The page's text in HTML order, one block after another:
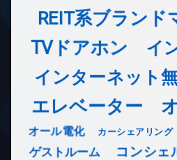
REIT系ブランド
TVドアホン イ
インターネット
エレベーター
オール電化 カーシェアリング
ゲストルーム コンシェ